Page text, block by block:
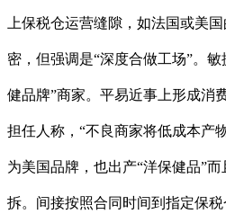
上保税仓运营缝隙，如法国或美
密，但强调是“深度合做工场”。
健品牌”商家。平易近事上形成消
担任人称，“不良商家将低成本产
为美国品牌，也出产“洋保健品”
拆。间接按照合同时间到指定保